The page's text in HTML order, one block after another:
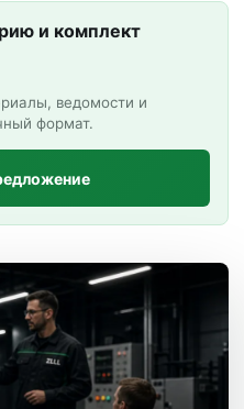
и комплект
ведомости и
формат.